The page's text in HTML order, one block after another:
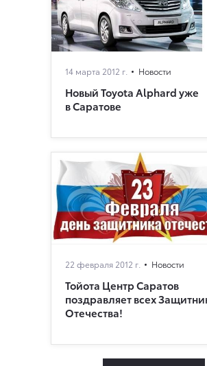
14 марта 2012 г. Новости
Новый Toyota Alphard уже
в Саратове
22 февраля 2012 г. Новости
Тойота Центр Саратов
поздравляет всех
Отечества!